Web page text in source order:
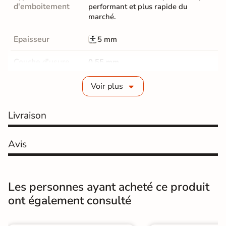
d'emboitement
performant et plus rapide du
marché.
Epaisseur 5 mm
Couche d'usure 0,55 mm
Micro-Chanfreins
classe 23 résidentiel / 33
Pièces de
Salon / séjours
Cuisine
Hall / couloir
Voir plus
Livraison
Avis
Les personnes ayant acheté ce produit
ont également consulté